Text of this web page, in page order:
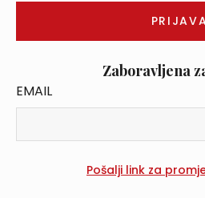
Zaboravljena
EMAIL